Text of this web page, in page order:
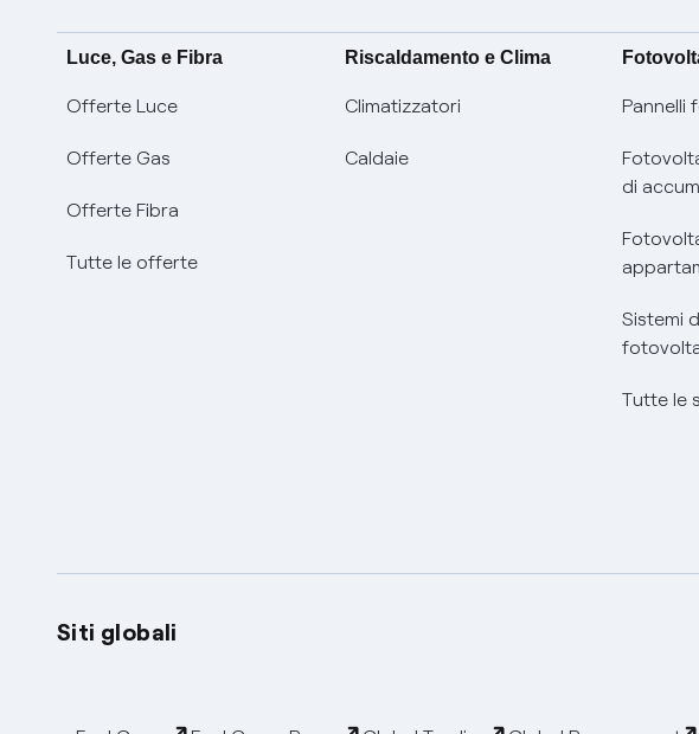
Luce, Gas e Fibra
Offerte Luce
Offerte Gas
Offerte Fibra
Tutte le offerte
Riscaldamento e Clima
Climatizzatori
Caldaie
Pannelli
di
Sistemi
Tutte le
Siti globali